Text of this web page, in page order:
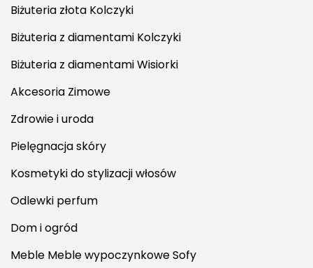
Biżuteria złota Kolczyki
Biżuteria z diamentami Kolczyki
Biżuteria z diamentami Wisiorki
Akcesoria Zimowe
Zdrowie i uroda
Pielęgnacja skóry
Kosmetyki do stylizacji włosów
Odlewki perfum
Dom i ogród
Meble Meble wypoczynkowe Sofy